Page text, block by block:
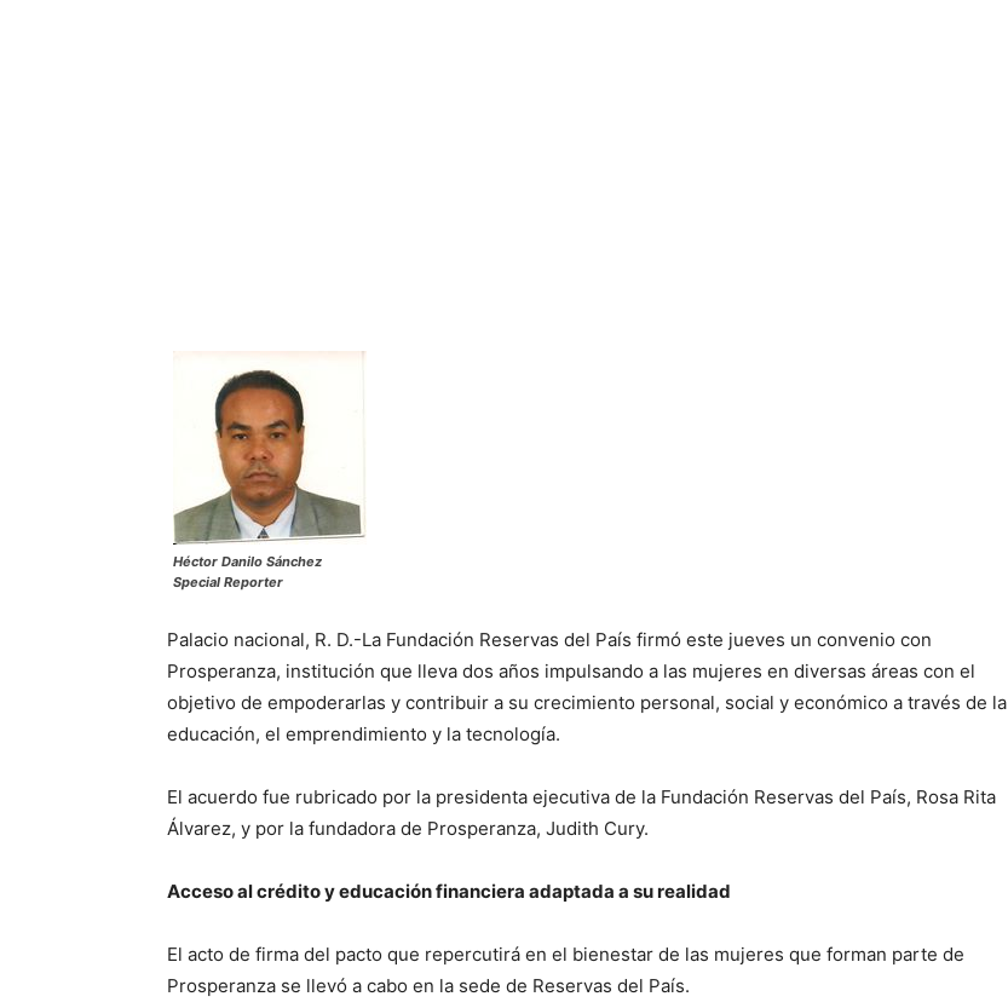
Héctor Danilo Sánchez
Special Reporter
Palacio nacional, R. D.-La Fundación Reservas del País firmó este jueves un convenio con
Prosperanza, institución que lleva dos años impulsando a las mujeres en diversas áreas con el
objetivo de empoderarlas y contribuir a su crecimiento personal, social y económico a través de la
educación, el emprendimiento y la tecnología.
El acuerdo fue rubricado por la presidenta ejecutiva de la Fundación Reservas del País, Rosa Rita
Álvarez, y por la fundadora de Prosperanza, Judith Cury.
Acceso al crédito y educación financiera adaptada a su realidad
El acto de firma del pacto que repercutirá en el bienestar de las mujeres que forman parte de
Prosperanza se llevó a cabo en la sede de Reservas del País.